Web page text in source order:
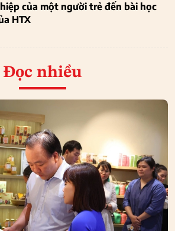
của một người trẻ đến bài học
HTX
Đọc nhiều